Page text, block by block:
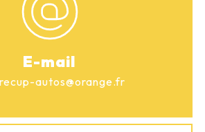
E-mail
autos@orange.fr